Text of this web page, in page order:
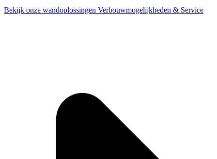
Bekijk onze wandoplossingen Verbouwmogelijkheden & Service